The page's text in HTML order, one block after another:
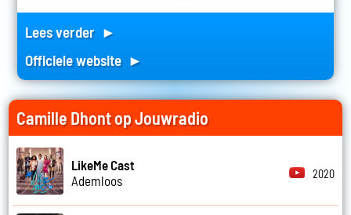
Lees verder ►
Officiele website ►
Camille Dhont op Jouwradio
LikeMe Cast
Ademloos
2020